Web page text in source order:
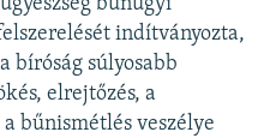
bűnügyi
indítványozta,
bíróság súlyosabb
elrejtőzés, a
bűnismétlés veszélye